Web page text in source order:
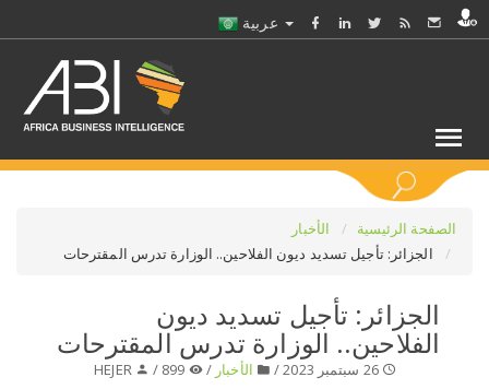
حدد ملفا
الصفحة الرئيسية
الأخبار
الجزائر: تأجيل تسديد ديون الفلاحين.. الوزارة تدرس المقترحات
الجزائر: تأجيل تسديد ديون
الفلاحين.. الوزارة تدرس المقترحات
26 سبتمبر 2023 / الأخبار /
HEJER